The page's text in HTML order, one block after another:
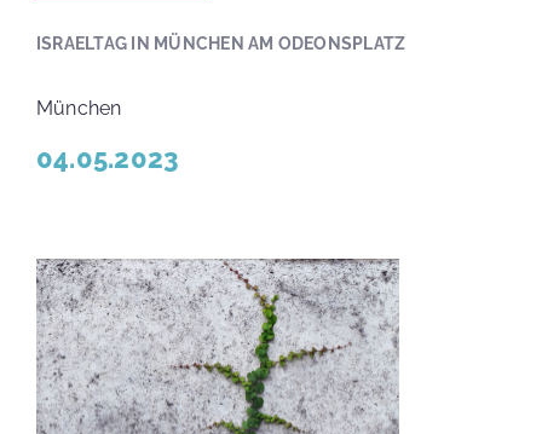
ISRAELTAG IN MÜNCHEN AM ODEONSPLATZ
München
04.05.2023